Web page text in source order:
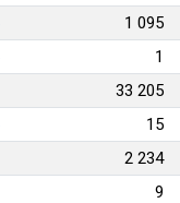
1 095
1
33 205
15
2 234
9